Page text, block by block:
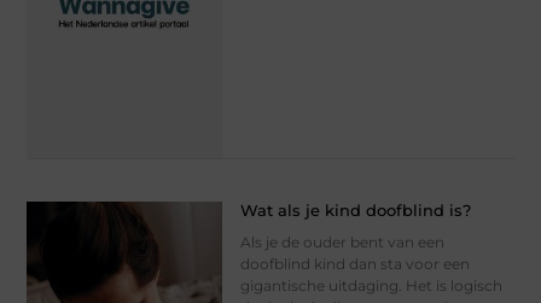
Wat als je kind doofblind is?
Als je de ouder bent van een
doofblind kind dan sta voor een
gigantische uitdaging. Het is logisch